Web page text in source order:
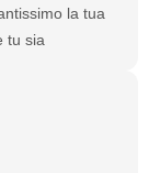
la tua
tu sia